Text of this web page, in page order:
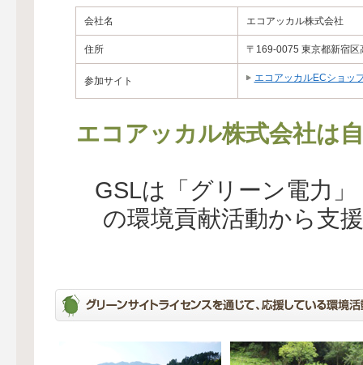
会社名 エコアッカル株式会社
住所 〒169-0075 東京都新宿
参加サイト エコアッカルECショッ
エコアッカル株式会社は
GSLは「グリーン電力
の環境貢献活動から支